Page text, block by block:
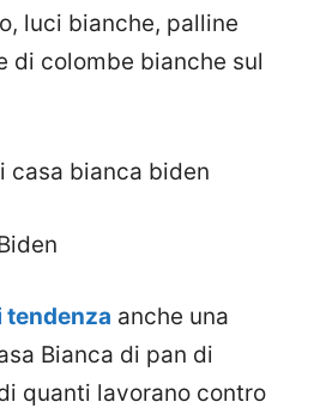
luci bianche, palline
di colombe bianche sul
tendenza anche una
Bianca di pan di
quanti lavorano contro